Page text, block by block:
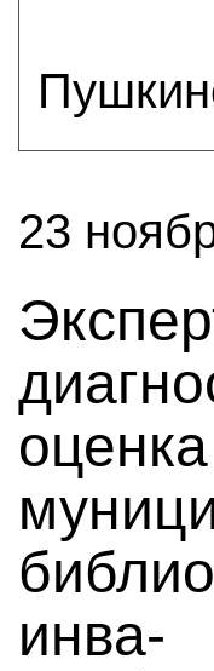
23
оценка
инва-